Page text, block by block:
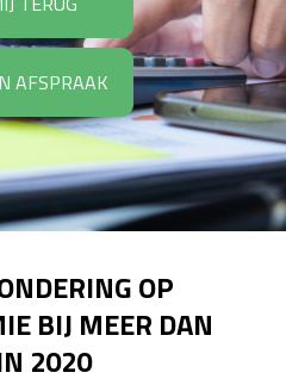
AFSPRAAK
OP
BIJ MEER DAN
2020